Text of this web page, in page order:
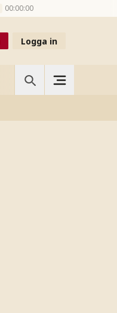
00:00:00
Logga in